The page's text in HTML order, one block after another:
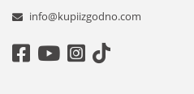
info@kupiizgodno.com